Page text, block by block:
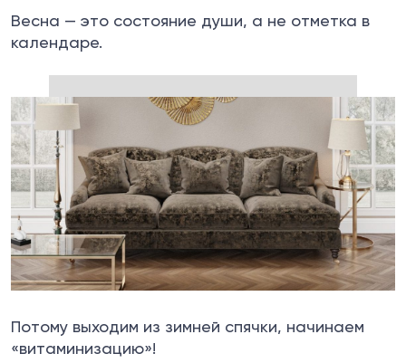
Весна — это состояние души, а не отметка в
календаре.
Потому выходим из зимней спячки, начинаем
«витаминизацию»!